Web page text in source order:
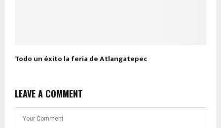
Todo un éxito la feria de Atlangatepec
LEAVE A COMMENT